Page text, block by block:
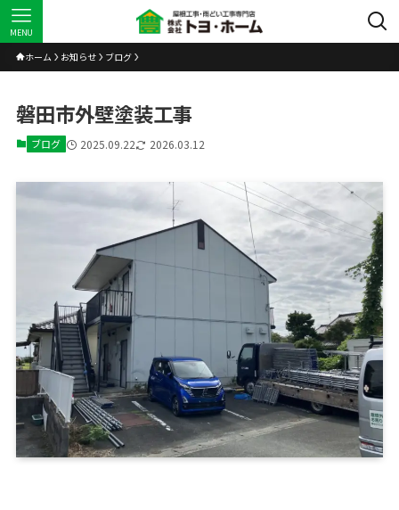
MENU
ホーム お知らせ ブログ
磐田市外壁塗装工事
ブログ 2025.09.22 2026.03.12